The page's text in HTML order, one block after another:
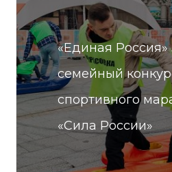
«Единая Россия»
семейный
спортивного
«Сила России»